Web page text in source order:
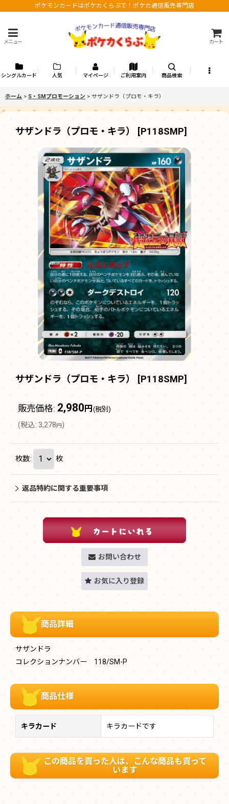
ポケモンカードはポケカくらぶで！ポケカ通信販売専門店
メニュー カート
シングルカード 人気 マイページ ご利用案内 商品検索
ホーム > S・SMプロモーション > サザンドラ（プロモ・キラ）
サザンドラ（プロモ・キラ） [P118SMP]
サザンドラ（プロモ・キラ） [P118SMP]
販売価格: 2,980 円 (税別)
(税込: 3,278円)
枚数: 枚
返品特約に関する重要事項
お問い合わせ
お気に入り登録
商品詳細
サザンドラ
コレクションナンバー 118/SM-P
商品仕様
キラカード キラカードです
この商品を買った人は、こんな商品も買って
います